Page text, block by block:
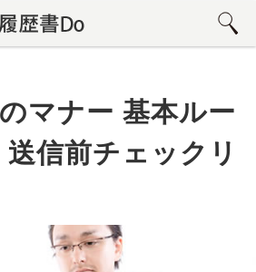
マナー 基本ルー
信前チェックリ